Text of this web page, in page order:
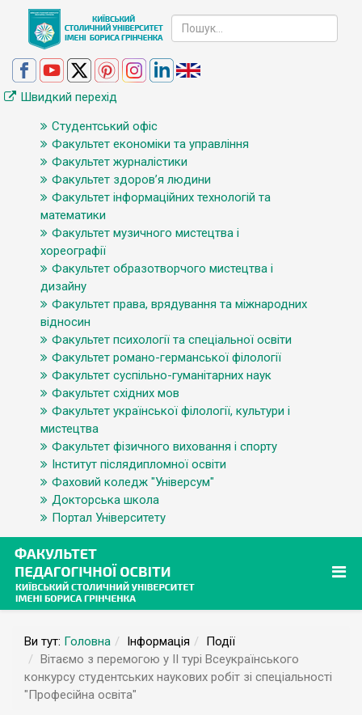
Швидкий перехід
Студентський офіс
Факультет економіки та управління
Факультет журналістики
Факультет здоров’я людини
Факультет інформаційних технологій та
математики
Факультет музичного мистецтва і
хореографії
Факультет образотворчого мистецтва і
дизайну
Факультет права, врядування та міжнародних
відносин
Факультет психології та спеціальної освіти
Факультет романо-германської філології
Факультет суспільно-гуманітарних наук
Факультет східних мов
Факультет української філології, культури і
мистецтва
Факультет фізичного виховання і спорту
Інститут післядипломної освіти
Фаховий коледж "Універсум"
Докторська школа
Портал Університету
Ви тут: Головна Інформація
Події
Вітаємо з перемогою у ІІ турі Всеукраїнського
конкурсу студентських наукових робіт зі спеціальності
"Професійна освіта"